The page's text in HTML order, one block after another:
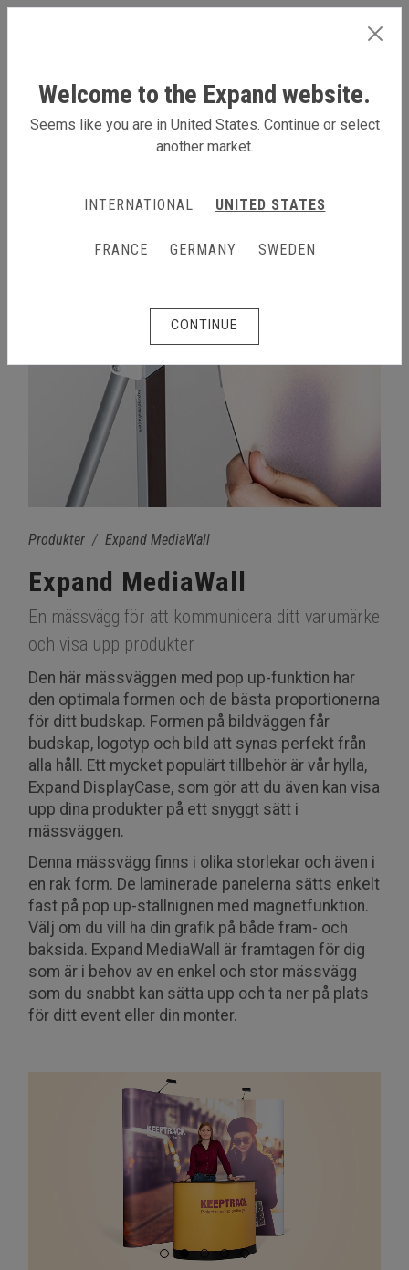
Produkter Expand MediaWall
Expand MediaWall
En mässvägg för att kommunicera ditt varumärke
och visa upp produkter
Den här mässväggen med pop up-funktion har
den optimala formen och de bästa proportionerna
för ditt budskap. Formen på bildväggen får
budskap, logotyp och bild att synas perfekt från
alla håll. Ett mycket populärt tillbehör är vår hylla,
Expand DisplayCase, som gör att du även kan visa
upp dina produkter på ett snyggt sätt i
mässväggen.
Denna mässvägg finns i olika storlekar och även i
en rak form. De laminerade panelerna sätts enkelt
fast på pop up-ställnignen med magnetfunktion.
Välj om du vill ha din grafik på både fram- och
baksida. Expand MediaWall är framtagen för dig
som är i behov av en enkel och stor mässvägg
som du snabbt kan sätta upp och ta ner på plats
för ditt event eller din monter.
Welcome to the Expand website.
Seems like you are in United States. Continue or select
another market.
INTERNATIONAL UNITED STATES
FRANCE GERMANY SWEDEN
CONTINUE